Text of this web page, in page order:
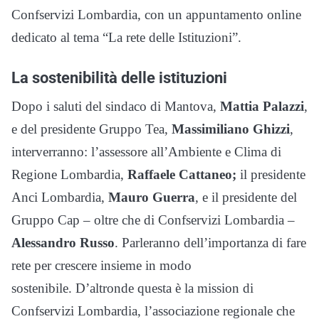
Confservizi Lombardia, con un appuntamento online
dedicato al tema “La rete delle Istituzioni”.
La sostenibilità delle istituzioni
Dopo i saluti del sindaco di Mantova, Mattia Palazzi,
e del presidente Gruppo Tea, Massimiliano Ghizzi,
interverranno: l’assessore all’Ambiente e Clima di
Regione Lombardia, Raffaele Cattaneo; il presidente
Anci Lombardia, Mauro Guerra, e il presidente del
Gruppo Cap – oltre che di Confservizi Lombardia –
Alessandro Russo. Parleranno dell’importanza di fare
rete per crescere insieme in modo
sostenibile. D’altronde questa è la mission di
Confservizi Lombardia, l’associazione regionale che